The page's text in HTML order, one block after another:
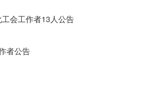
会工作者13人公告
者公告